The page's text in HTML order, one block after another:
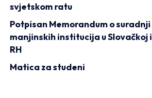
svjetskom ratu
Potpisan Memorandum o suradnji
manjinskih institucija u Slovačkoj i
RH
Matica za studeni